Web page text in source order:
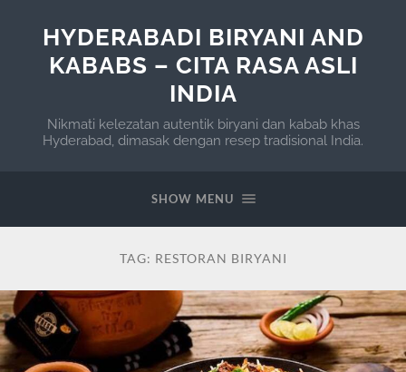
HYDERABADI BIRYANI AND
KABABS – CITA RASA ASLI
INDIA
Nikmati kelezatan autentik biryani dan kabab khas
Hyderabad, dimasak dengan resep tradisional India.
SHOW MENU
TAG: RESTORAN BIRYANI